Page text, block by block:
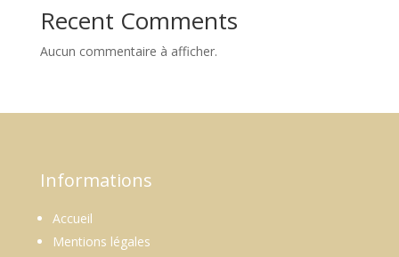
Recent Comments
Aucun commentaire à afficher.
Informations
Accueil
Mentions légales